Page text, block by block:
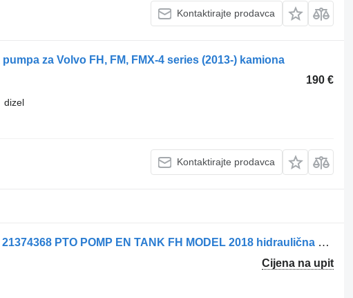
Kontaktirajte prodavca
za Volvo FH, FM, FMX-4 series (2013-) kamiona
190 €
dizel
Kontaktirajte prodavca
Volvo 21309477 // 20726050 // 21374368 PTO POMP EN TANK FH MODEL 2018 hidraulična pumpa za kamiona
Cijena na upit